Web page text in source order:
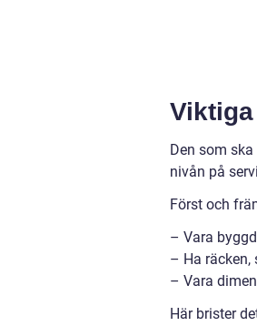
Den som
nivån på
Först och
– Vara
– Ha räcken,
– Vara
Här brister